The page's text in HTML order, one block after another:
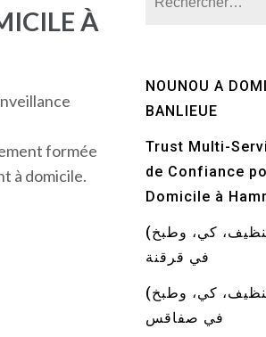
À
formée
à domicile.
NOUNOU A
BANLIEUE
Trust Multi-
de Confiance
Domicile à
كي، وطبخ)
في قرقنة
كي، وطبخ)
في صفاقس